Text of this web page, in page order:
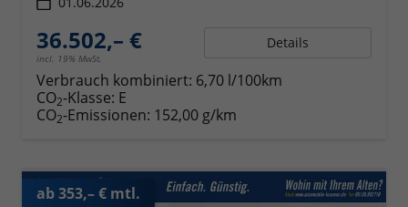
36.502,– €
incl. 19% MwSt.
Details
Verbrauch kombiniert: 6,70 l/100km
CO2-Klasse: E
CO2-Emissionen: 152,00 g/km
ab 353,– € mtl.